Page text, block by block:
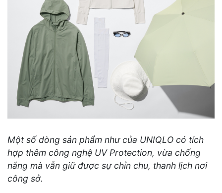
Một số dòng sản phẩm như của UNIQLO có tích
hợp thêm công nghệ UV Protection, vừa chống
nắng mà vẫn giữ được sự chỉn chu, thanh lịch nơi
công sở.